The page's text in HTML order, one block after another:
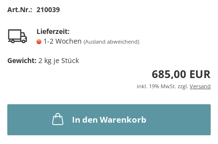
Art.Nr.: 210039
Lieferzeit:
1-2 Wochen (Ausland abweichend)
Gewicht: 2 kg je Stück
685,00 EUR
inkl. 19% MwSt. zzgl. Versand
In den Warenkorb